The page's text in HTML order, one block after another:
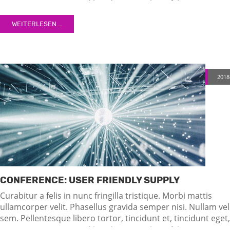
semper nec, quam. Sed hendrerit. Morbi ac felis. Nunc
egestas, augue at pellentesque laoreet.
WEITERLESEN …
CONFERENCE: USER FRIENDLY SUPPLY
Curabitur a felis in nunc fringilla tristique. Morbi mattis
ullamcorper velit. Phasellus gravida semper nisi. Nullam vel
sem. Pellentesque libero tortor, tincidunt et, tincidunt eget,